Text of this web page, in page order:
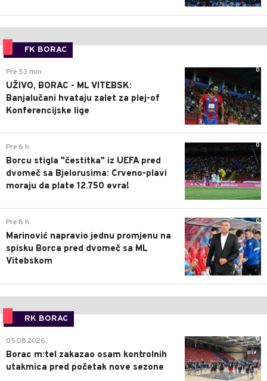
FK BORAC
0
Pre 53 min
UŽIVO, BORAC - ML VITEBSK:
Banjalučani hvataju zalet za plej-of
Konferencijske lige
0
Pre 6 h
Borcu stigla "čestitka" iz UEFA pred
dvomeč sa Bjelorusima: Crveno-plavi
moraju da plate 12.750 evra!
0
Pre 8 h
Marinović napravio jednu promjenu na
spisku Borca pred dvomeč sa ML
Vitebskom
RK BORAC
0
05.08.2026.
Borac m:tel zakazao osam kontrolnih
utakmica pred početak nove sezone